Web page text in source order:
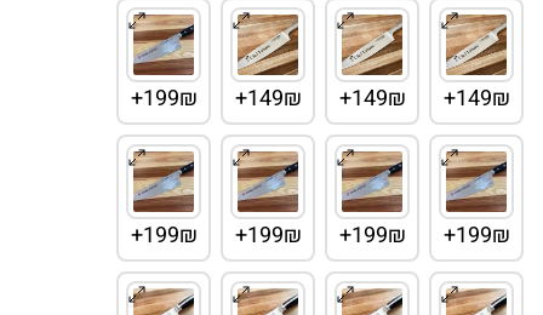
149₪+
149₪+
149₪+
199₪+
199₪+
199₪+
199₪+
199₪+